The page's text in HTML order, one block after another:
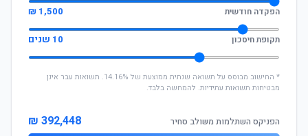
הפקדה חודשית 1,500 ₪
תקופת חיסכון 10 שנים
* החישוב מבוסס על תשואה שנתית ממוצעת של 14.16%. תשואות עבר אינן
מבטיחות תשואות עתידיות. להמחשה בלבד.
הפניקס השתלמות משולב סחיר 392,448 ₪